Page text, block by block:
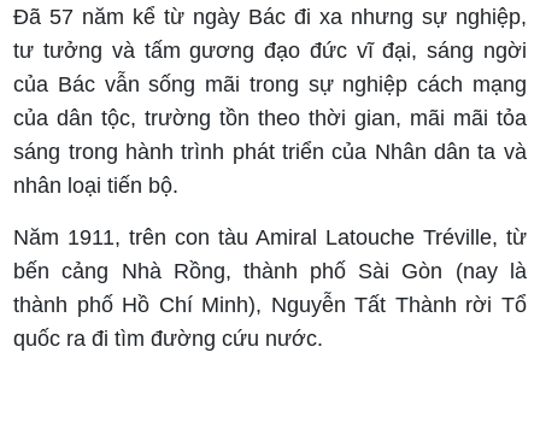
Đã 57 năm kể từ ngày Bác đi xa nhưng sự nghiệp,
tư tưởng và tấm gương đạo đức vĩ đại, sáng ngời
của Bác vẫn sống mãi trong sự nghiệp cách mạng
của dân tộc, trường tồn theo thời gian, mãi mãi tỏa
sáng trong hành trình phát triển của Nhân dân ta và
nhân loại tiến bộ.
Năm 1911, trên con tàu Amiral Latouche Tréville, từ
bến cảng Nhà Rồng, thành phố Sài Gòn (nay là
thành phố Hồ Chí Minh), Nguyễn Tất Thành rời Tổ
quốc ra đi tìm đường cứu nước.